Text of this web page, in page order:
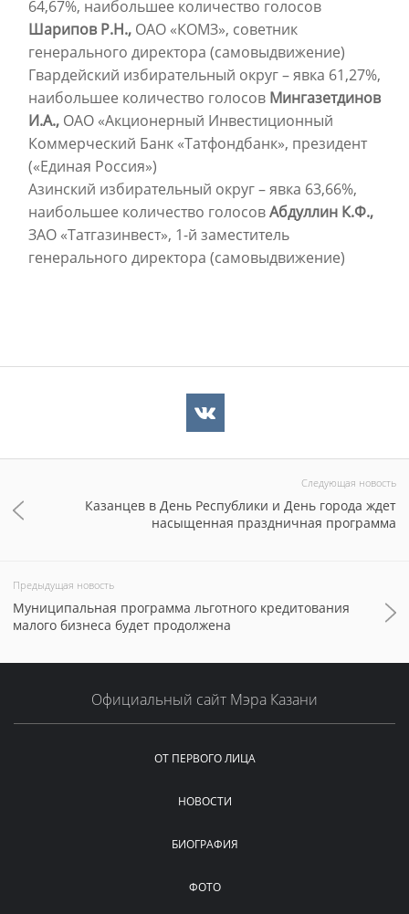
64,67%, наибольшее количество голосов
Шарипов Р.Н., ОАО «КОМЗ», советник
генерального директора (самовыдвижение)
Гвардейский избирательный округ – явка 61,27%,
наибольшее количество голосов Мингазетдинов
И.А., ОАО «Акционерный Инвестиционный
Коммерческий Банк «Татфондбанк», президент
(«Единая Россия»)
Азинский избирательный округ – явка 63,66%,
наибольшее количество голосовАбдуллин К.Ф.,
ЗАО «Татгазинвест», 1-й заместитель
генерального директора (самовыдвижение)
Следующая новость
Казанцев в День Республики и День города ждет
насыщенная праздничная программа
Предыдущая новость
Муниципальная программа льготного кредитования
малого бизнеса будет продолжена
Официальный сайт Мэра Казани
ОТ ПЕРВОГО ЛИЦА
НОВОСТИ
БИОГРАФИЯ
ФОТО